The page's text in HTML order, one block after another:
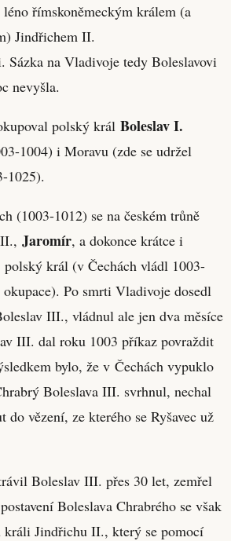
římskoněmeckým králem (a
Jindřichem II.
Sázka na Vladivoje tedy Boleslavovi
nevyšla.
polský král Boleslav I.
1004) i Moravu (zde se udržel
1025).
(1003-1012) se na českém trůně
Jaromír, a dokonce krátce i
král (v Čechách vládl 1003-
okupace). Po smrti Vladivoje dosedl
III., vládnul ale jen dva měsíce
III. dal roku 1003 příkaz povraždit
bylo, že v Čechách vypuklo
Boleslava III. svrhnul, nechal
do vězení, ze kterého se Ryšavec už
Boleslav III. přes 30 let, zemřel
Boleslava Chrabrého se však
králi Jindřichu II., který se pomocí